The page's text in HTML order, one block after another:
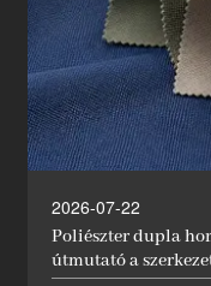
2026-07-22
Poliészter dupla
útmutató a